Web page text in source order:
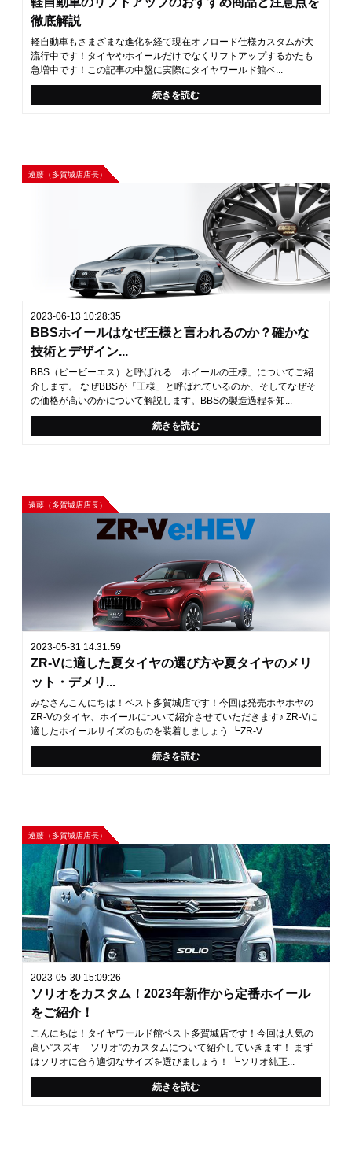
徹底解説
軽自動車もさまざまな進化を経て現在オフロード仕様カスタムが大
流行中です！タイヤやホイールだけでなくリフトアップするかたも
急増中です！この記事の中盤に実際にタイヤワールド館ベ...
続きを読む
遠藤（多賀城店店長）
2023-06-13 10:28:35
BBSホイールはなぜ王様と言われるのか？確かな
技術とデザイン...
BBS（ビービーエス）と呼ばれる「ホイールの王様」についてご紹
介します。 なぜBBSが「王様」と呼ばれているのか、そしてなぜそ
の価格が高いのかについて解説します。BBSの製造過程を知...
続きを読む
遠藤（多賀城店店長）
2023-05-31 14:31:59
ZR-Vに適した夏タイヤの選び方や夏タイヤのメリ
ット・デメリ...
みなさんこんにちは！ベスト多賀城店です！今回は発売ホヤホヤの
ZR-Vのタイヤ、ホイールについて紹介させていただきます♪ ZR-Vに
適したホイールサイズのものを装着しましょう ┗ZR-V...
続きを読む
遠藤（多賀城店店長）
2023-05-30 15:09:26
ソリオをカスタム！2023年新作から定番ホイール
をご紹介！
こんにちは！タイヤワールド館ベスト多賀城店です！今回は人気の
高い”スズキ ソリオ”のカスタムについて紹介していきます！ まず
はソリオに合う適切なサイズを選びましょう！ ┗ソリオ純正...
続きを読む